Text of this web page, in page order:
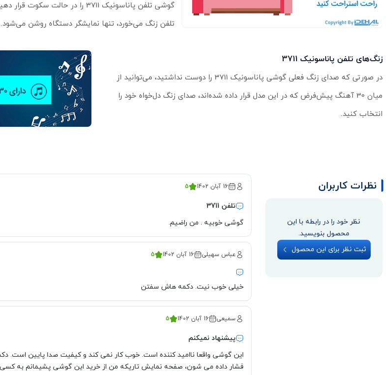
گوشی تلفن پاناسونیک 3711 را در
تلفن زنگ می‌خورد، تنها نمایشگر دستگاه روشن می‌شود.
زنگ‌های تلفن پاناسونیک 3711
در صورتی که صدای زنگ فعلی گوشی پاناسونیک 3711 را دوست نداشتید، می‌توانید از
میان 30 آهنگ پیش‌فرض که در این مدل قرار داده شده‌اند، صدای زنگ دل‌خواه خود را
انتخاب کنید.
نظرات کاربران
نظر خود را در رابطه با این
محصول بنویسید.
ثبت نظر برای این محصول
16 آبان 1402 5
تلفن 3711
گوشی خوبیه . من راضیم.
عباس سهیلی 16 آبان 1402 5
خیلی خوب نیت. دکمه هاش سفتن
سمیعی 16 آبان 1402 5
پیشنهاد نمیکنم
این گوشی واقعا ناامید کننده است. خوب کار نمی کند و کیفیت صدا پایین
فشار داده می شون، صفحه نمایش تاریکه من از خرید این گوشی پشیمانم به